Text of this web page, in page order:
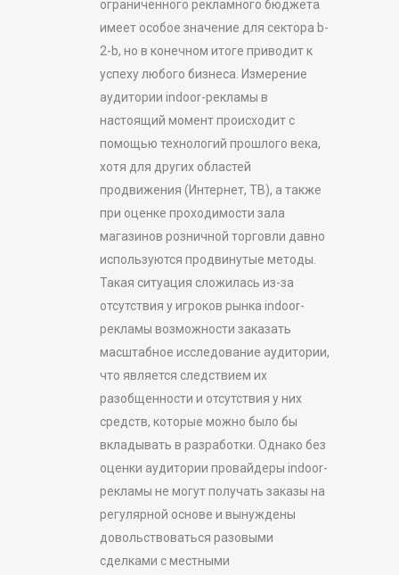
ограниченного рекламного бюджета
имеет особое значение для сектора b-
2-b, но в конечном итоге приводит к
успеху любого бизнеса. Измерение
аудитории indoor-рекламы в
настоящий момент происходит с
помощью технологий прошлого века,
хотя для других областей
продвижения (Интернет, ТВ), а также
при оценке проходимости зала
магазинов розничной торговли давно
используются продвинутые методы.
Такая ситуация сложилась из-за
отсутствия у игроков рынка indoor-
рекламы возможности заказать
масштабное исследование аудитории,
что является следствием их
разобщенности и отсутствия у них
средств, которые можно было бы
вкладывать в разработки. Однако без
оценки аудитории провайдеры indoor-
рекламы не могут получать заказы на
регулярной основе и вынуждены
довольствоваться разовыми
сделками с местными